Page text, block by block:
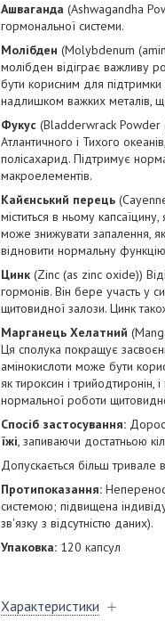
Ашваганда (Ashwagandha
гормональної системи.
Молібден (Molybdenum
молібден відіграє важливу
бути корисним для
надлишком важких металів,
Фукус (Bladderwrack Powder
Атлантичного і Тихого
полісахарид. Підтримує
макроелементів.
Кайєнський перець
міститься в ньому
може знижувати запалення,
відновити нормальну
Цинк (Zinc (as zinc oxide))
гормонів. Він бере участь у
щитовидної залози. Цинк
Марганець Хелатний
Ця сполука покращує
амінокислоти може бути
як тироксин і
нормальної роботи
Спосіб застосування:
їжі, запиваючи достатньою
Допускається більш тривале
Протипоказання:
системою; підвищена
зв'язку з відсутністю даних).
Упаковка: 120 капсул
Характеристики